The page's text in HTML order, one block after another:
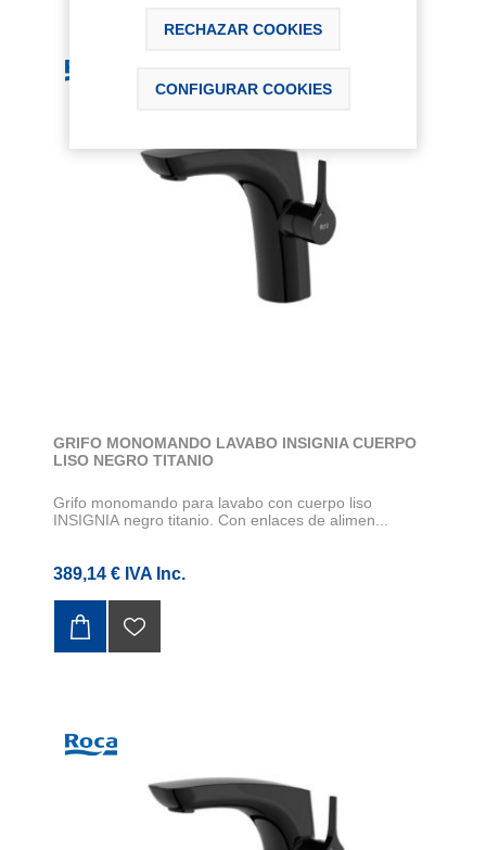
GRIFO MONOMANDO LAVABO INSIGNIA CUERPO
LISO NEGRO TITANIO
Grifo monomando para lavabo con cuerpo liso
INSIGNIA negro titanio. Con enlaces de alimen...
389,14 € IVA Inc.
RECHAZAR COOKIES
CONFIGURAR COOKIES